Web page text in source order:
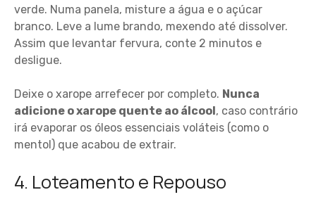
verde. Numa panela, misture a água e o açúcar
branco. Leve a lume brando, mexendo até dissolver.
Assim que levantar fervura, conte 2 minutos e
desligue.
Deixe o xarope arrefecer por completo. Nunca
adicione o xarope quente ao álcool, caso contrário
irá evaporar os óleos essenciais voláteis (como o
mentol) que acabou de extrair.
4. Loteamento e Repouso